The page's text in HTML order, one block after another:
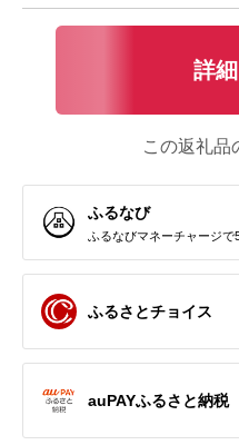
詳
この返礼品
ふるなび
ふるなびマネーチャージで
ふるさとチョイス
auPAYふるさと納税